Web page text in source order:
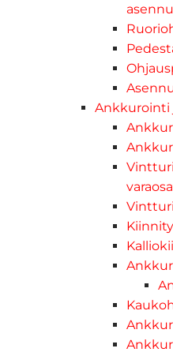
Ankkurointi